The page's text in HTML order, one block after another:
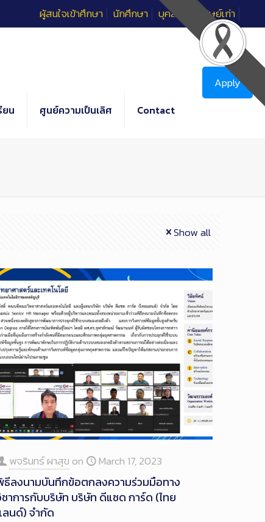
ผู้สนใจเข้าศึกษา นักศึกษา บุคลากร ศิษย์เก่า
ยน ศูนย์ความเป็นเลิศ Contact
Apply
Show all
พจรินทร์ ผาสุข on March 17, 2023
ธีลงนามบันทึกข้อตกลงความร่วมมือทาง
าการกับบริษัท บริษัท ดีแซด การ์ด (ไทย
ลนด์) จํากัด